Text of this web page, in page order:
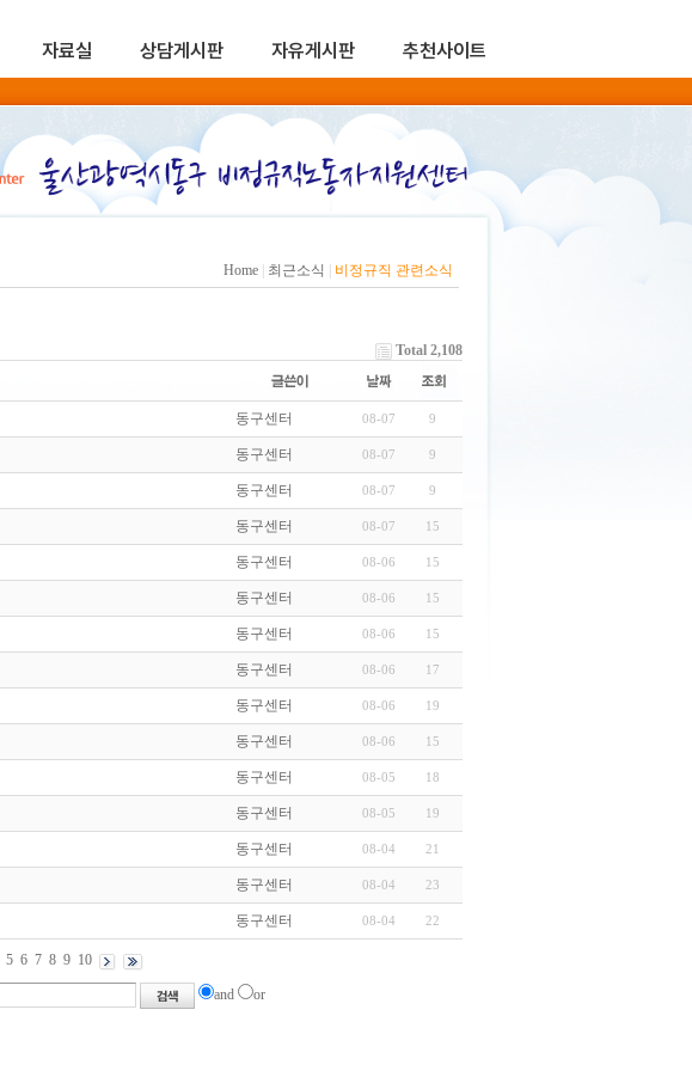
자료실 상담게시판 자유게시판 추천사이트
Home 최근소식 비정규직 관련소식
Total 2,108
동구센터 08-07 9
동구센터 08-07 9
동구센터 08-07 9
동구센터 08-07 15
동구센터 08-06 15
동구센터 08-06 15
동구센터 08-06 15
동구센터 08-06 17
동구센터 08-06 19
동구센터 08-06 15
동구센터 08-05 18
동구센터 08-05 19
동구센터 08-04 21
동구센터 08-04 23
동구센터 08-04 22
5 6 7 8 9 10
and or